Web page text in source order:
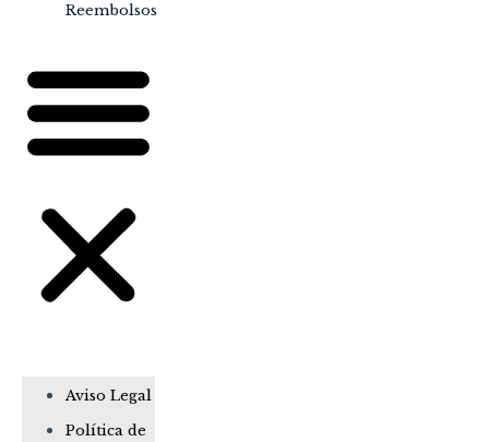
Reembolsos
Aviso Legal
Política de